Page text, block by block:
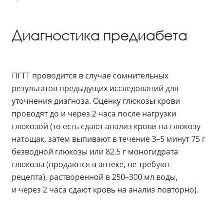
Диагностика предиабета
ПГТТ проводится в случае сомнительных
результатов предыдущих исследований для
уточнения диагноза. Оценку глюкозы крови
проводят до и через 2 часа после нагрузки
глюкозой (то есть сдают анализ крови на глюкозу
натощак, затем выпивают в течение 3–5 минут 75 г
безводной глюкозы или 82,5 г моногидрата
глюкозы (продаются в аптеке, не требуют
рецепта), растворенной в 250–300 мл воды,
и через 2 часа сдают кровь на анализ повторно).